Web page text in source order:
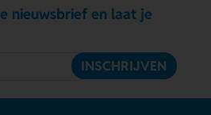
nieuwsbrief en laat je
INSCHRIJVEN